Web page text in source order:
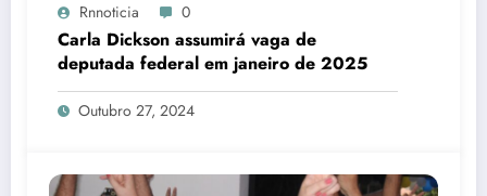
Rnnoticia 0
Carla Dickson assumirá vaga de
deputada federal em janeiro de 2025
Outubro 27, 2024